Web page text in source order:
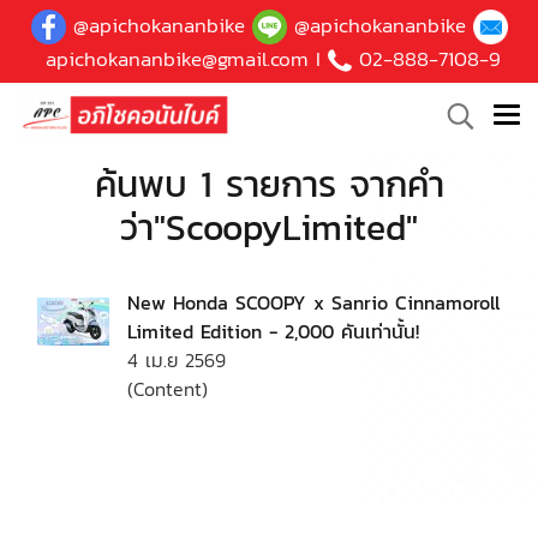
@apichokananbike
@apichokananbike
apichokananbike@gmail.com I 02-888-7108-9
ค้นพบ 1 รายการ จากคำ
ว่า"ScoopyLimited"
New Honda SCOOPY x Sanrio Cinnamoroll
Limited Edition - 2,000 คันเท่านั้น!
4 เม.ย 2569
(Content)